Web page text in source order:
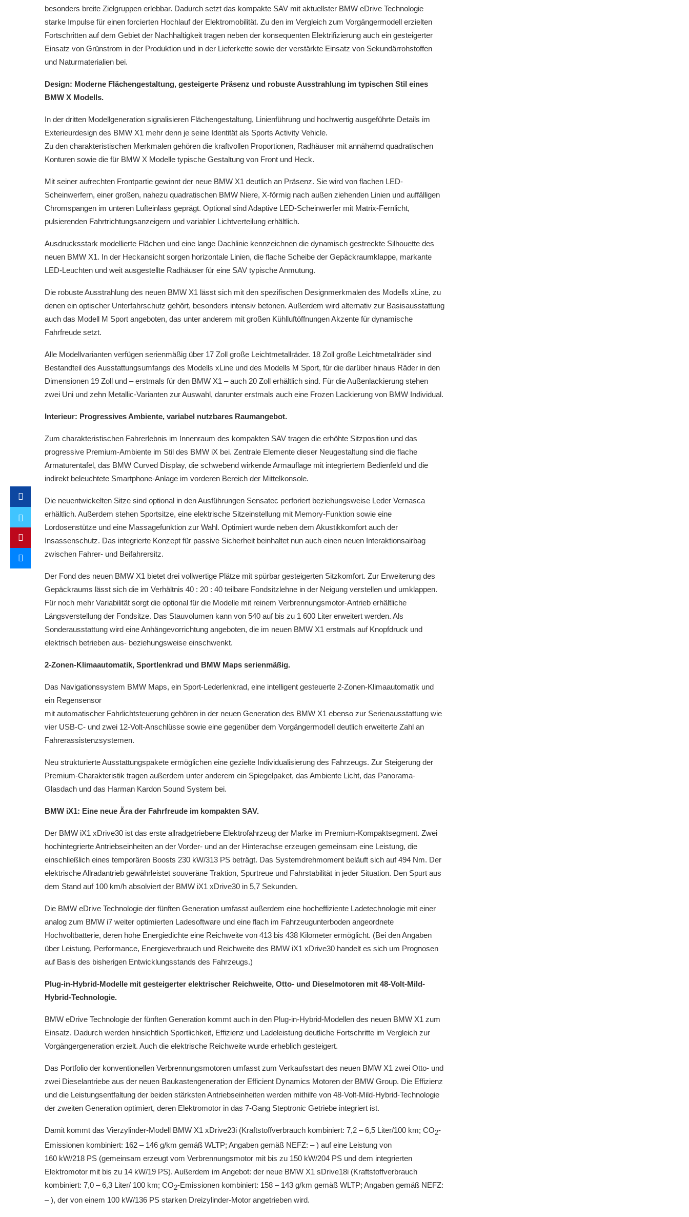
besonders breite Zielgruppen erlebbar. Dadurch setzt das kompakte SAV mit aktuellster BMW eDrive Technologie
starke Impulse für einen forcierten Hochlauf der Elektromobilität. Zu den im Vergleich zum Vorgängermodell erzielten
Fortschritten auf dem Gebiet der Nachhaltigkeit tragen neben der konsequenten Elektrifizierung auch ein gesteigerter
Einsatz von Grünstrom in der Produktion und in der Lieferkette sowie der verstärkte Einsatz von Sekundärrohstoffen
und Naturmaterialien bei.
Design: Moderne Flächengestaltung, gesteigerte Präsenz und robuste Ausstrahlung im typischen Stil eines
BMW X Modells.
In der dritten Modellgeneration signalisieren Flächengestaltung, Linienführung und hochwertig ausgeführte Details im
Exterieurdesign des BMW X1 mehr denn je seine Identität als Sports Activity Vehicle.
Zu den charakteristischen Merkmalen gehören die kraftvollen Proportionen, Radhäuser mit annähernd quadratischen
Konturen sowie die für BMW X Modelle typische Gestaltung von Front und Heck.
Mit seiner aufrechten Frontpartie gewinnt der neue BMW X1 deutlich an Präsenz. Sie wird von flachen LED-
Scheinwerfern, einer großen, nahezu quadratischen BMW Niere, X-förmig nach außen ziehenden Linien und auffälligen
Chromspangen im unteren Lufteinlass geprägt. Optional sind Adaptive LED-Scheinwerfer mit Matrix-Fernlicht,
pulsierenden Fahrtrichtungsanzeigern und variabler Lichtverteilung erhältlich.
Ausdrucksstark modellierte Flächen und eine lange Dachlinie kennzeichnen die dynamisch gestreckte Silhouette des
neuen BMW X1. In der Heckansicht sorgen horizontale Linien, die flache Scheibe der Gepäckraumklappe, markante
LED-Leuchten und weit ausgestellte Radhäuser für eine SAV typische Anmutung.
Die robuste Ausstrahlung des neuen BMW X1 lässt sich mit den spezifischen Designmerkmalen des Modells xLine, zu
denen ein optischer Unterfahrschutz gehört, besonders intensiv betonen. Außerdem wird alternativ zur Basisausstattung
auch das Modell M Sport angeboten, das unter anderem mit großen Kühlluftöffnungen Akzente für dynamische
Fahrfreude setzt.
Alle Modellvarianten verfügen serienmäßig über 17 Zoll große Leichtmetallräder. 18 Zoll große Leichtmetallräder sind
Bestandteil des Ausstattungsumfangs des Modells xLine und des Modells M Sport, für die darüber hinaus Räder in den
Dimensionen 19 Zoll und – erstmals für den BMW X1 – auch 20 Zoll erhältlich sind. Für die Außenlackierung stehen
zwei Uni und zehn Metallic-Varianten zur Auswahl, darunter erstmals auch eine Frozen Lackierung von BMW Individual.
Interieur: Progressives Ambiente, variabel nutzbares Raumangebot.
Zum charakteristischen Fahrerlebnis im Innenraum des kompakten SAV tragen die erhöhte Sitzposition und das
progressive Premium-Ambiente im Stil des BMW iX bei. Zentrale Elemente dieser Neugestaltung sind die flache
Armaturentafel, das BMW Curved Display, die schwebend wirkende Armauflage mit integriertem Bedienfeld und die
indirekt beleuchtete Smartphone-Anlage im vorderen Bereich der Mittelkonsole.
Die neuentwickelten Sitze sind optional in den Ausführungen Sensatec perforiert beziehungsweise Leder Vernasca
erhältlich. Außerdem stehen Sportsitze, eine elektrische Sitzeinstellung mit Memory-Funktion sowie eine
Lordosenstütze und eine Massagefunktion zur Wahl. Optimiert wurde neben dem Akustikkomfort auch der
Insassenschutz. Das integrierte Konzept für passive Sicherheit beinhaltet nun auch einen neuen Interaktionsairbag
zwischen Fahrer- und Beifahrersitz.
Der Fond des neuen BMW X1 bietet drei vollwertige Plätze mit spürbar gesteigerten Sitzkomfort. Zur Erweiterung des
Gepäckraums lässt sich die im Verhältnis 40 : 20 : 40 teilbare Fondsitzlehne in der Neigung verstellen und umklappen.
Für noch mehr Variabilität sorgt die optional für die Modelle mit reinem Verbrennungsmotor-Antrieb erhältliche
Längsverstellung der Fondsitze. Das Stauvolumen kann von 540 auf bis zu 1 600 Liter erweitert werden. Als
Sonderausstattung wird eine Anhängevorrichtung angeboten, die im neuen BMW X1 erstmals auf Knopfdruck und
elektrisch betrieben aus- beziehungsweise einschwenkt.
2-Zonen-Klimaautomatik, Sportlenkrad und BMW Maps serienmäßig.
Das Navigationssystem BMW Maps, ein Sport-Lederlenkrad, eine intelligent gesteuerte 2-Zonen-Klimaautomatik und
ein Regensensor
mit automatischer Fahrlichtsteuerung gehören in der neuen Generation des BMW X1 ebenso zur Serienausstattung wie
vier USB-C- und zwei 12-Volt-Anschlüsse sowie eine gegenüber dem Vorgängermodell deutlich erweiterte Zahl an
Fahrerassistenzsystemen.
Neu strukturierte Ausstattungspakete ermöglichen eine gezielte Individualisierung des Fahrzeugs. Zur Steigerung der
Premium-Charakteristik tragen außerdem unter anderem ein Spiegelpaket, das Ambiente Licht, das Panorama-
Glasdach und das Harman Kardon Sound System bei.
BMW iX1: Eine neue Ära der Fahrfreude im kompakten SAV.
Der BMW iX1 xDrive30 ist das erste allradgetriebene Elektrofahrzeug der Marke im Premium-Kompaktsegment. Zwei
hochintegrierte Antriebseinheiten an der Vorder- und an der Hinterachse erzeugen gemeinsam eine Leistung, die
einschließlich eines temporären Boosts 230 kW/313 PS beträgt. Das Systemdrehmoment beläuft sich auf 494 Nm. Der
elektrische Allradantrieb gewährleistet souveräne Traktion, Spurtreue und Fahrstabilität in jeder Situation. Den Spurt aus
dem Stand auf 100 km/h absolviert der BMW iX1 xDrive30 in 5,7 Sekunden.
Die BMW eDrive Technologie der fünften Generation umfasst außerdem eine hocheffiziente Ladetechnologie mit einer
analog zum BMW i7 weiter optimierten Ladesoftware und eine flach im Fahrzeugunterboden angeordnete
Hochvoltbatterie, deren hohe Energiedichte eine Reichweite von 413 bis 438 Kilometer ermöglicht. (Bei den Angaben
über Leistung, Performance, Energieverbrauch und Reichweite des BMW iX1 xDrive30 handelt es sich um Prognosen
auf Basis des bisherigen Entwicklungsstands des Fahrzeugs.)
Plug-in-Hybrid-Modelle mit gesteigerter elektrischer Reichweite, Otto- und Dieselmotoren mit 48-Volt-Mild-
Hybrid-Technologie.
BMW eDrive Technologie der fünften Generation kommt auch in den Plug-in-Hybrid-Modellen des neuen BMW X1 zum
Einsatz. Dadurch werden hinsichtlich Sportlichkeit, Effizienz und Ladeleistung deutliche Fortschritte im Vergleich zur
Vorgängergeneration erzielt. Auch die elektrische Reichweite wurde erheblich gesteigert.
Das Portfolio der konventionellen Verbrennungsmotoren umfasst zum Verkaufsstart des neuen BMW X1 zwei Otto- und
zwei Dieselantriebe aus der neuen Baukastengeneration der Efficient Dynamics Motoren der BMW Group. Die Effizienz
und die Leistungsentfaltung der beiden stärksten Antriebseinheiten werden mithilfe von 48-Volt-Mild-Hybrid-Technologie
der zweiten Generation optimiert, deren Elektromotor in das 7-Gang Steptronic Getriebe integriert ist.
Damit kommt das Vierzylinder-Modell BMW X1 xDrive23i (Kraftstoffverbrauch kombiniert: 7,2 – 6,5 Liter/100 km; CO2-
Emissionen kombiniert: 162 – 146 g/km gemäß WLTP; Angaben gemäß NEFZ: – ) auf eine Leistung von
160 kW/218 PS (gemeinsam erzeugt vom Verbrennungsmotor mit bis zu 150 kW/204 PS und dem integrierten
Elektromotor mit bis zu 14 kW/19 PS). Außerdem im Angebot: der neue BMW X1 sDrive18i (Kraftstoffverbrauch
kombiniert: 7,0 – 6,3 Liter/ 100 km; CO2-Emissionen kombiniert: 158 – 143 g/km gemäß WLTP; Angaben gemäß NEFZ:
– ), der von einem 100 kW/136 PS starken Dreizylinder-Motor angetrieben wird.